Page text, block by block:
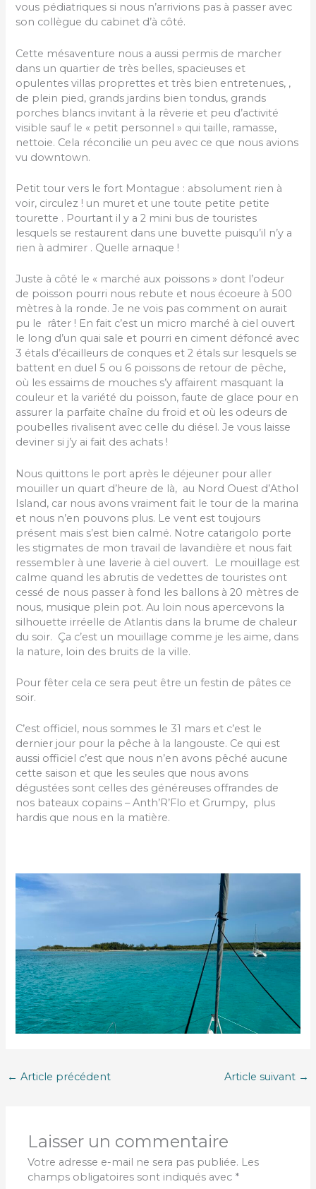
vous pédiatriques si nous n’arrivions pas à passer avec
son collègue du cabinet d’à côté.
Cette mésaventure nous a aussi permis de marcher
dans un quartier de très belles, spacieuses et
opulentes villas proprettes et très bien entretenues, ,
de plein pied, grands jardins bien tondus, grands
porches blancs invitant à la rêverie et peu d’activité
visible sauf le « petit personnel » qui taille, ramasse,
nettoie. Cela réconcilie un peu avec ce que nous avions
vu downtown.
Petit tour vers le fort Montague : absolument rien à
voir, circulez ! un muret et une toute petite petite
tourette . Pourtant il y a 2 mini bus de touristes
lesquels se restaurent dans une buvette puisqu’il n’y a
rien à admirer . Quelle arnaque !
Juste à côté le « marché aux poissons » dont l’odeur
de poisson pourri nous rebute et nous écoeure à 500
mètres à la ronde. Je ne vois pas comment on aurait
pu le râter ! En fait c’est un micro marché à ciel ouvert
le long d’un quai sale et pourri en ciment défoncé avec
3 étals d’écailleurs de conques et 2 étals sur lesquels se
battent en duel 5 ou 6 poissons de retour de pêche,
où les essaims de mouches s’y affairent masquant la
couleur et la variété du poisson, faute de glace pour en
assurer la parfaite chaîne du froid et où les odeurs de
poubelles rivalisent avec celle du diésel. Je vous laisse
deviner si j’y ai fait des achats !
Nous quittons le port après le déjeuner pour aller
mouiller un quart d’heure de là, au Nord Ouest d’Athol
Island, car nous avons vraiment fait le tour de la marina
et nous n’en pouvons plus. Le vent est toujours
présent mais s’est bien calmé. Notre catarigolo porte
les stigmates de mon travail de lavandière et nous fait
ressembler à une laverie à ciel ouvert. Le mouillage est
calme quand les abrutis de vedettes de touristes ont
cessé de nous passer à fond les ballons à 20 mètres de
nous, musique plein pot. Au loin nous apercevons la
silhouette irréelle de Atlantis dans la brume de chaleur
du soir. Ça c’est un mouillage comme je les aime, dans
la nature, loin des bruits de la ville.
Pour fêter cela ce sera peut être un festin de pâtes ce
soir.
C’est officiel, nous sommes le 31 mars et c’est le
dernier jour pour la pêche à la langouste. Ce qui est
aussi officiel c’est que nous n’en avons pêché aucune
cette saison et que les seules que nous avons
dégustées sont celles des généreuses offrandes de
nos bateaux copains – Anth’R’Flo et Grumpy, plus
hardis que nous en la matière.
← Article précédent Article suivant →
Laisser un commentaire
Votre adresse e-mail ne sera pas publiée. Les
champs obligatoires sont indiqués avec *